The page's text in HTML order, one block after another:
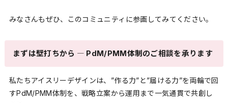
みなさんもぜひ、このコミュニティに参画してみてください。
まずは壁打ちから ― PdM/PMM体制のご相談を承ります
私たちアイスリーデザインは、”作る力”と”届ける力”を両輪で回
すPdM/PMM体制を、戦略立案から運用まで一気通貫で共創し